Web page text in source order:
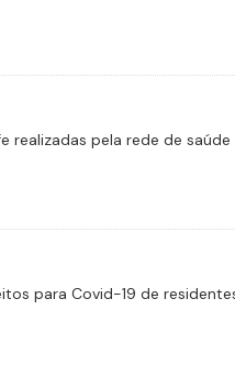
realizadas pela rede de
para Covid-19 de